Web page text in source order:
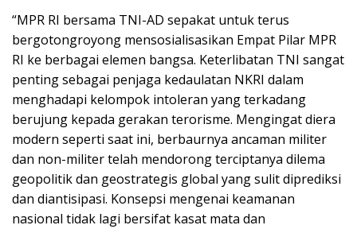
“MPR RI bersama TNI-AD sepakat untuk terus
bergotongroyong mensosialisasikan Empat Pilar MPR
RI ke berbagai elemen bangsa. Keterlibatan TNI sangat
penting sebagai penjaga kedaulatan NKRI dalam
menghadapi kelompok intoleran yang terkadang
berujung kepada gerakan terorisme. Mengingat diera
modern seperti saat ini, berbaurnya ancaman militer
dan non-militer telah mendorong terciptanya dilema
geopolitik dan geostrategis global yang sulit diprediksi
dan diantisipasi. Konsepsi mengenai keamanan
nasional tidak lagi bersifat kasat mata dan